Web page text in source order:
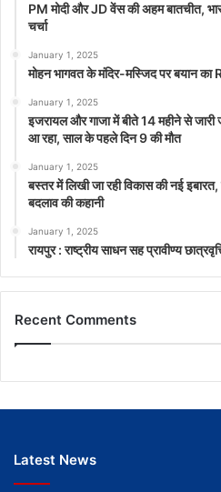
PM मोदी और JD वेंस की अहम बातचीत,
चर्चा
January 1, 2025
मोहन भागवत के मंदिर-मस्जिद पर बयान
January 1, 2025
इजरायल और गाजा में बीते 14 महीने से
आ रहा, साल के पहले दिन 9 की मौत
January 1, 2025
बस्तर में लिखी जा रही विकास की नई
बदलाव की कहानी
January 1, 2025
रायपुर : राष्ट्रीय साधन सह प्रावीण्य
Recent Comments
Latest News